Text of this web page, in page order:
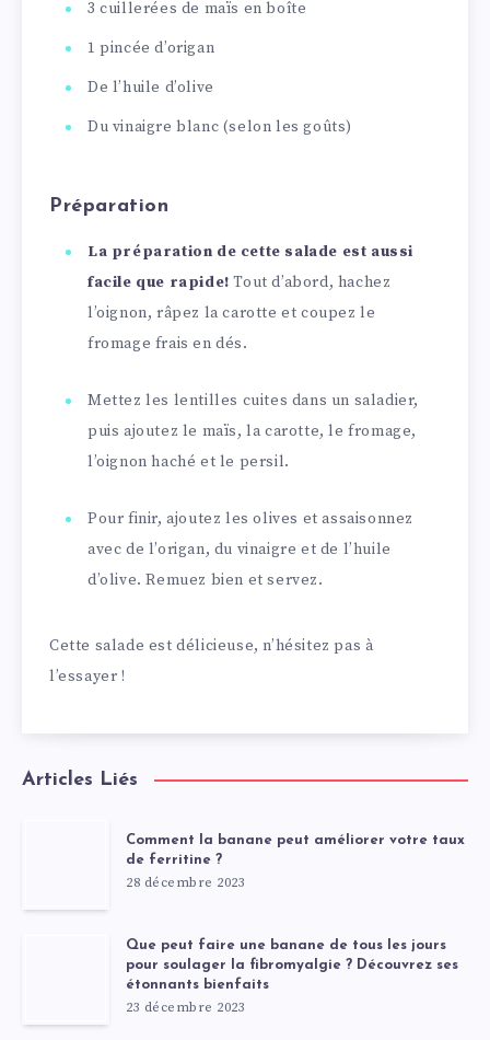
3 cuillerées de maïs en boîte
1 pincée d’origan
De l’huile d’olive
Du vinaigre blanc (selon les goûts)
Préparation
La préparation de cette salade est aussi
facile que rapide! Tout d’abord, hachez
l’oignon, râpez la carotte et coupez le
fromage frais en dés.
Mettez les lentilles cuites dans un saladier,
puis ajoutez le maïs, la carotte, le fromage,
l’oignon haché et le persil.
Pour finir, ajoutez les olives et assaisonnez
avec de l’origan, du vinaigre et de l’huile
d’olive. Remuez bien et servez.
Cette salade est délicieuse, n’hésitez pas à
l’essayer !
Articles Liés
Comment la banane peut améliorer votre taux
de ferritine ?
28 décembre 2023
Que peut faire une banane de tous les jours
pour soulager la fibromyalgie ? Découvrez ses
étonnants bienfaits
23 décembre 2023